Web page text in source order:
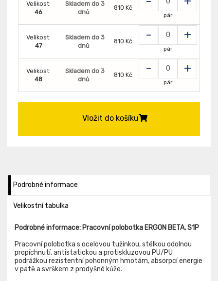
Velikost:
46
Skladem do 3
dnů
810 Kč
pár
Velikost:
47
Skladem do 3
dnů
810 Kč - +
pár
Velikost:
48
Skladem do 3
dnů
810 Kč - +
pár
Vložit do košíku
Podrobné informace
Velikostní tabulka
Podrobné informace: Pracovní polobotka ERGON BETA, S1P
Pracovní polobotka s ocelovou tužinkou, stélkou odolnou
propíchnutí, antistatickou a protiskluzovou PU/PU
podrážkou rezistentní pohonným hmotám, absorpcí energie
v patě a svrškem z prodyšné kůže.